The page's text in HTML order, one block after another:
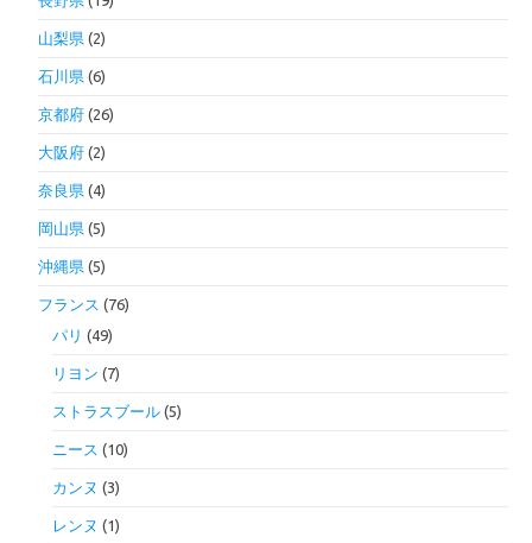
山梨県 (2)
石川県 (6)
京都府 (26)
大阪府 (2)
奈良県 (4)
岡山県 (5)
沖縄県 (5)
フランス (76)
パリ (49)
リヨン (7)
ストラスブール (5)
ニース (10)
カンヌ (3)
レンヌ (1)